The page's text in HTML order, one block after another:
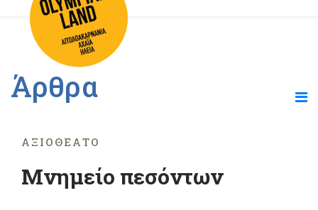
Άρθρα
ΑΞΙΟΘΈΑΤΟ
Μνημείο πεσόντων